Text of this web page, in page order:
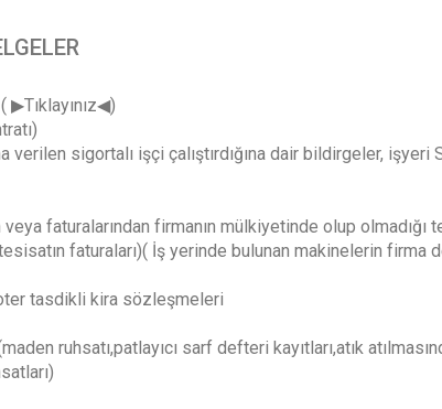
sigortalı işçi çalıştırdığına dair bildirgeler, işyeri
faturalarından firmanın mülkiyetinde olup olmadığı
faturaları)( İş yerinde bulunan makinelerin firma
tasdikli kira sözleşmeleri
ruhsatı,patlayıcı sarf defteri kayıtları,atık